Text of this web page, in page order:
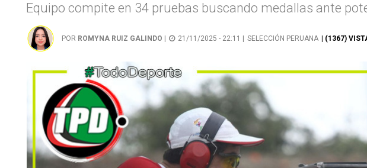
Equipo compite en 34 pruebas buscando medallas ante
POR ROMYNA RUIZ GALINDO 21/11/2025 - 22:11 | SELECCIÓN PERUANA | (1367)